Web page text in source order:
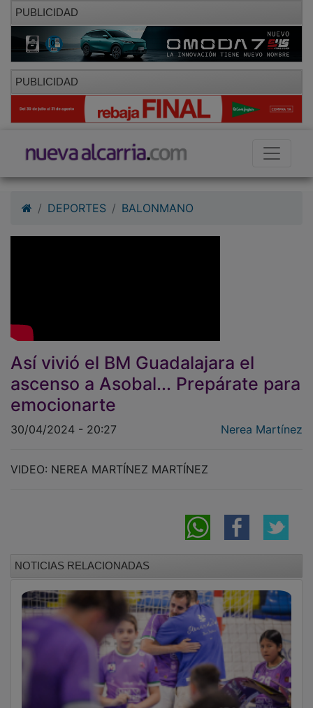
PUBLICIDAD
PUBLICIDAD
DEPORTES BALONMANO
Así vivió el BM Guadalajara el
ascenso a Asobal... Prepárate para
emocionarte
30/04/2024 - 20:27 Nerea Martínez
VIDEO: NEREA MARTÍNEZ MARTÍNEZ
NOTICIAS RELACIONADAS